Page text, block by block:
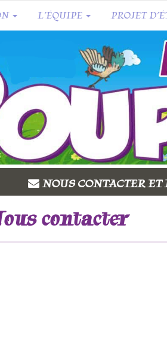
L’ÉQUIPE PROJET
NOUS CONTACTER
contacter